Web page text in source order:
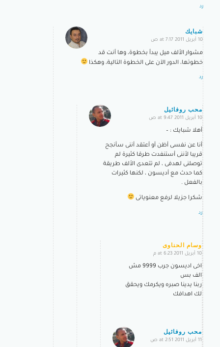
رد
شبايك
says:
10 أبريل 2011 at 7:17 ص
مشوار الألف ميل يبدأ بخطوة، وها أنت قد
خطوتها، الدور الآن على الخطوة التالية، وهكذا
رد
محب روفائيل
says:
10 أبريل 2011 at 9:47 ص
أهلا شبايك : –
أنا عن نفسى أظن أو أعتقد أننى سأنجح
قريبا لأننى أستنفدت طرقا كثيرة لم
توصلنى لهدفى ، لم تتعدى الألف طريقة
كما حدث مع أديسون ، لكنها كثيرات
بالفعل .
شكرا جزيلا لرفع معنوياتى
رد
وسام الحناوى
says:
10 أبريل 2011 at 6:23 م
اخى اديسون جرب 9999 مش
الف بس
ربنا يدينا صبره ويكرمك ويحقق
لك اهدافك
محب روفائيل
says:
11 أبريل 2011 at 2:51 ص